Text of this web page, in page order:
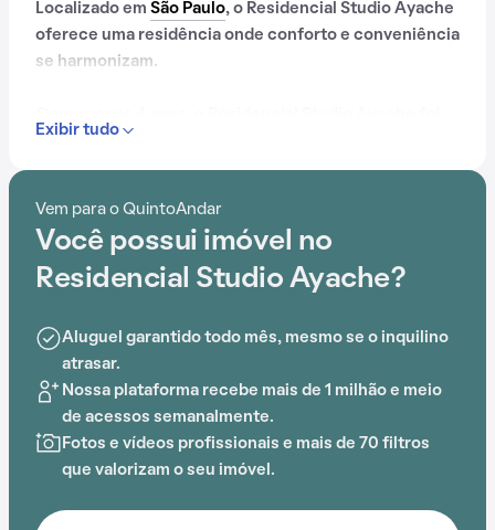
Localizado em São Paulo, o Residencial Studio Ayache
oferece uma residência onde conforto e conveniência
se harmonizam.
praticidade e em uma região que facilita o dia a dia.
Além disso, o condomínio fica em uma localização
privilegiada, próximo a Colégio Saab, Colégio
Esperanto, Shopping Metrô Tatuapé,Estação Tatuapé
Com gás encanado e espaço gourmet na área comum,
este empreendimento proporciona opções de lazer
para todas as idades.
Exibir tudo
Vem para o QuintoAndar
Você possui imóvel no
Residencial Studio Ayache?
Aluguel garantido todo mês, mesmo se o inquilino
atrasar.
Nossa plataforma recebe mais de 1 milhão e meio
de acessos semanalmente.
Fotos e vídeos profissionais e mais de 70 filtros
que valorizam o seu imóvel.